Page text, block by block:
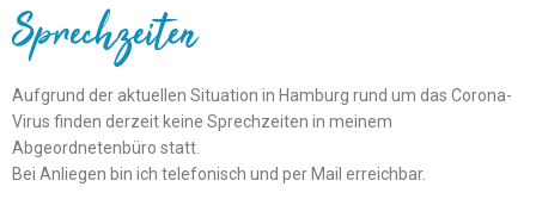
Sprechzeiten
Aufgrund der aktuellen Situation in Hamburg rund um das Corona-
Virus finden derzeit keine Sprechzeiten in meinem
Abgeordnetenbüro statt.
Bei Anliegen bin ich telefonisch und per Mail erreichbar.